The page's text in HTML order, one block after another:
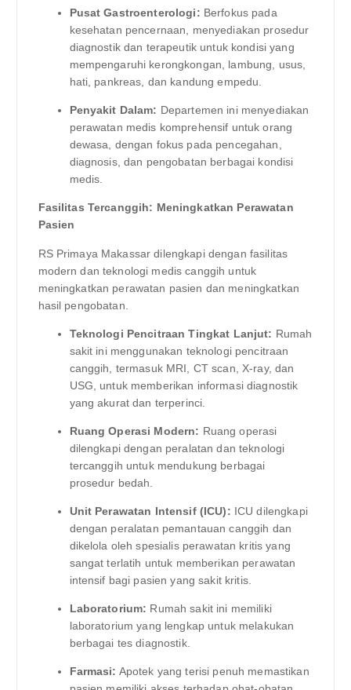
Pusat Gastroenterologi: Berfokus pada
kesehatan pencernaan, menyediakan prosedur
diagnostik dan terapeutik untuk kondisi yang
mempengaruhi kerongkongan, lambung, usus,
hati, pankreas, dan kandung empedu.
Penyakit Dalam: Departemen ini menyediakan
perawatan medis komprehensif untuk orang
dewasa, dengan fokus pada pencegahan,
diagnosis, dan pengobatan berbagai kondisi
medis.
Fasilitas Tercanggih: Meningkatkan Perawatan
Pasien
RS Primaya Makassar dilengkapi dengan fasilitas
modern dan teknologi medis canggih untuk
meningkatkan perawatan pasien dan meningkatkan
hasil pengobatan.
Teknologi Pencitraan Tingkat Lanjut: Rumah
sakit ini menggunakan teknologi pencitraan
canggih, termasuk MRI, CT scan, X-ray, dan
USG, untuk memberikan informasi diagnostik
yang akurat dan terperinci.
Ruang Operasi Modern: Ruang operasi
dilengkapi dengan peralatan dan teknologi
tercanggih untuk mendukung berbagai
prosedur bedah.
Unit Perawatan Intensif (ICU): ICU dilengkapi
dengan peralatan pemantauan canggih dan
dikelola oleh spesialis perawatan kritis yang
sangat terlatih untuk memberikan perawatan
intensif bagi pasien yang sakit kritis.
Laboratorium: Rumah sakit ini memiliki
laboratorium yang lengkap untuk melakukan
berbagai tes diagnostik.
Farmasi: Apotek yang terisi penuh memastikan